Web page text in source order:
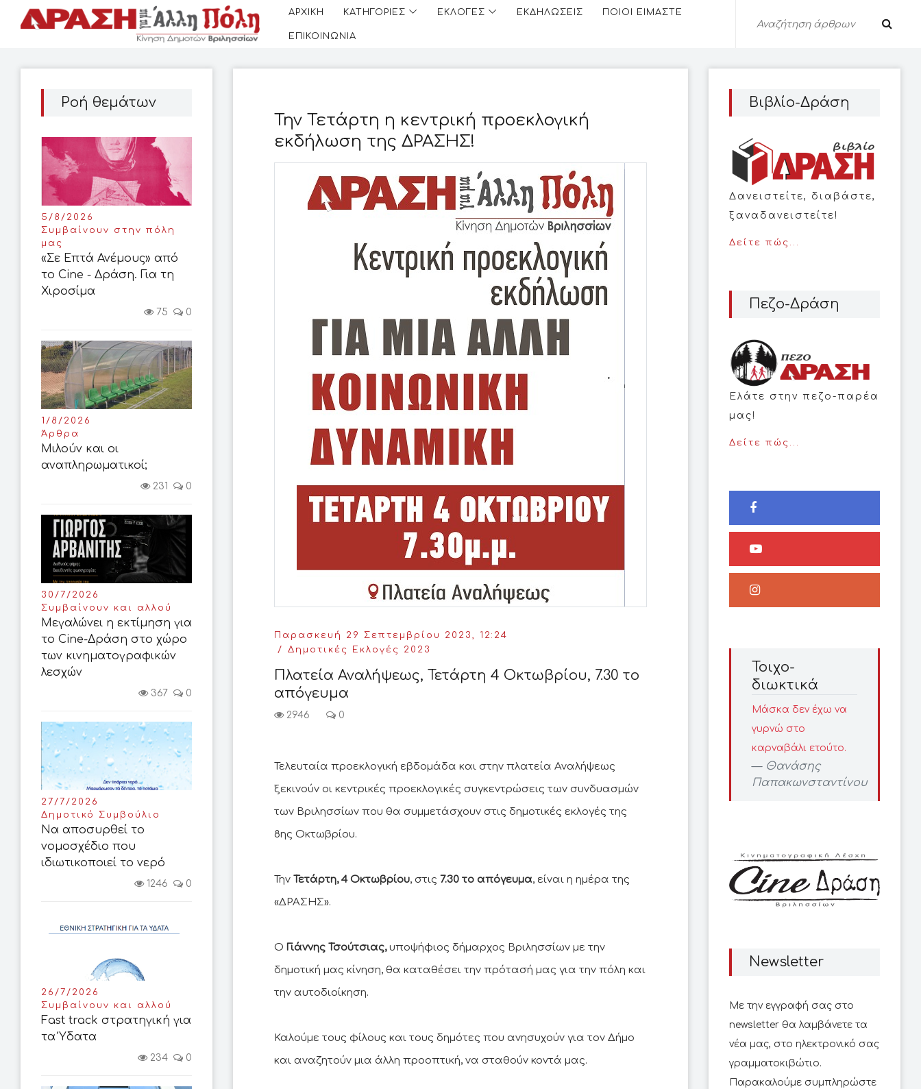
ΑΡΧΙΚΗ ΚΑΤΗΓΟΡΙΕΣ ΕΚΛΟΓΕΣ ΕΚΔΗΛΩΣΕΙΣ ΠΟΙΟΙ ΕΙΜΑΣΤΕ
ΕΠΙΚΟΙΝΩΝΙΑ
Ροή θεμάτων
5/8/2026
Συμβαίνουν στην πόλη
μας
«Σε Επτά Ανέμους» από
το Cine - Δράση. Για τη
Χιροσίμα
75 0
1/8/2026
Άρθρα
Μιλούν και οι
αναπληρωματικοί;
231 0
30/7/2026
Συμβαίνουν και αλλού
Μεγαλώνει η εκτίμηση για
το Cine-Δράση στο χώρο
των κινηματογραφικών
λεσχών
367 0
27/7/2026
Δημοτικό Συμβούλιο
Να αποσυρθεί το
νομοσχέδιο που
ιδιωτικοποιεί το νερό
1246 0
26/7/2026
Συμβαίνουν και αλλού
Fast track στρατηγική για
τα Ύδατα
234 0
Την Τετάρτη η κεντρική προεκλογική
εκδήλωση της ΔΡΑΣΗΣ!
Παρασκευή 29 Σεπτεμβρίου 2023, 12:24
Δημοτικές Εκλογές 2023
Πλατεία Αναλήψεως, Τετάρτη 4 Οκτωβρίου, 7.30 το
απόγευμα
2946 0
Τελευταία προεκλογική εβδομάδα και στην πλατεία Αναλήψεως
ξεκινούν οι κεντρικές προεκλογικές συγκεντρώσεις των συνδυασμών
των Βριλησσίων που θα συμμετάσχουν στις δημοτικές εκλογές της
8ης Οκτωβρίου.
Την Τετάρτη, 4 Οκτωβρίου, στις 7.30 το απόγευμα, είναι η ημέρα της
«ΔΡΑΣΗΣ».
Ο Γιάννης Τσούτσιας,υποψήφιος δήμαρχος Βριλησσίων με την
δημοτική μας κίνηση, θα καταθέσει την πρότασή μας για την πόλη και
την αυτοδιοίκηση.
Καλούμε τους φίλους και τους δημότες που ανησυχούν για τον Δήμο
και αναζητούν μια άλλη προοπτική, να σταθούν κοντά μας.
Βιβλίο-Δράση
Δανειστείτε, διαβάστε,
ξαναδανειστείτε!
Δείτε πώς...
Πεζο-Δράση
Ελάτε στην πεζο-παρέα
μας!
Δείτε πώς...
Τοιχο-
διωκτικά
Μάσκα δεν έχω να
γυρνώ στο
καρναβάλι ετούτο.
Θανάσης
Παπακωνσταντίνου
Newsletter
Με την εγγραφή σας στο
newsletter θα λαμβάνετε τα
νέα μας, στο ηλεκτρονικό σας
γραμματοκιβώτιο.
Παρακαλούμε συμπληρώστε